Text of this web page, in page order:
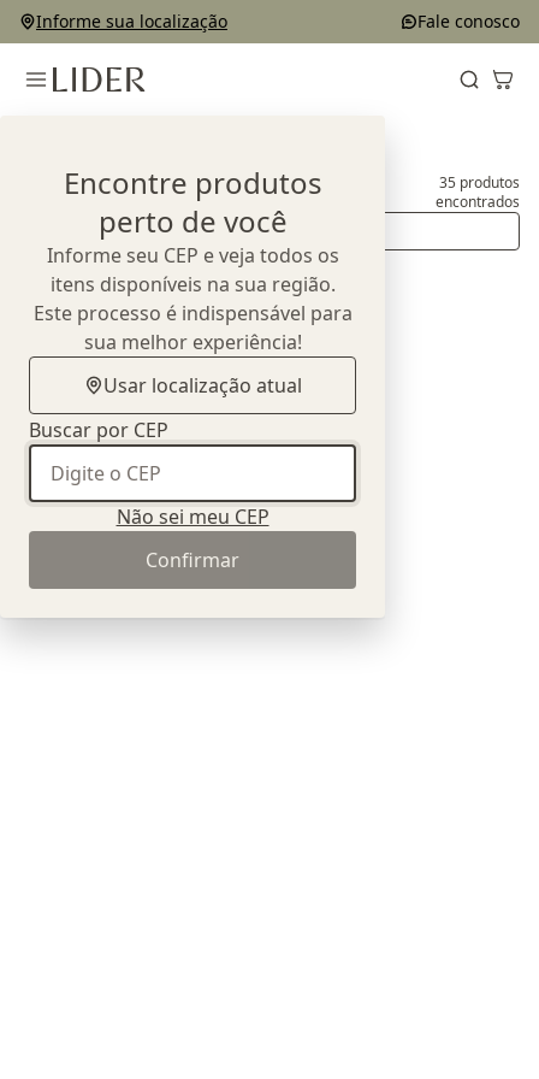
Informe sua localização Fale conosco
Encontre produtos
perto de você
Informe seu CEP e veja todos os
itens disponíveis na sua região.
Este processo é indispensável para
sua melhor experiência!
Usar localização atual
Buscar por CEP
Não sei meu CEP
Confirmar
Sofás 35 produtos
encontrados
Ordenar